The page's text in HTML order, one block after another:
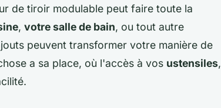
de tiroir modulable peut faire toute la
, votre salle de bain, ou tout autre
peuvent transformer votre manière de
a sa place, où l'accès à vos ustensiles,